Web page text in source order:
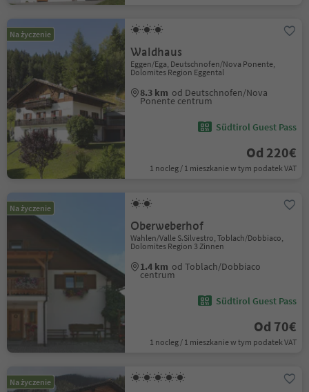
Na życzenie
Waldhaus
Eggen/Ega, Deutschnofen/Nova Ponente,
Dolomites Region Eggental
8.3 km od Deutschnofen/Nova
Ponente centrum
Südtirol Guest Pass
Od 220€
1 nocleg / 1 mieszkanie w tym podatek VAT
Na życzenie
Oberweberhof
Wahlen/Valle S.Silvestro, Toblach/Dobbiaco,
Dolomites Region 3 Zinnen
1.4 km od Toblach/Dobbiaco
centrum
Südtirol Guest Pass
Od 70€
1 nocleg / 1 mieszkanie w tym podatek VAT
Na życzenie